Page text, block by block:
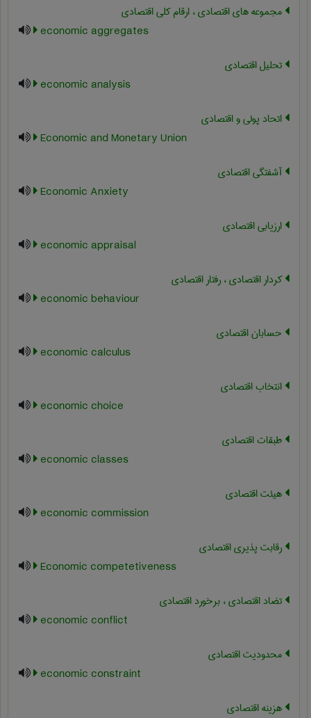
مجموعه های اقتصادی ، ارقام کلی اقتصادی
economic aggregates
تحلیل اقتصادی
economic analysis
اتحاد پولی و اقتصادی
Economic and Monetary Union
آشفتگی اقتصادی
Economic Anxiety
ارزیابی اقتصادی
economic appraisal
کردار اقتصادی ، رفتار اقتصادی
economic behaviour
حسابان اقتصادی
economic calculus
انتخاب اقتصادی
economic choice
طبقات اقتصادی
economic classes
هیئت اقتصادی
economic commission
رقابت پذیری اقتصادی
Economic competetiveness
تضاد اقتصادی ، برخورد اقتصادی
economic conflict
محدودیت اقتصادی
economic constraint
هزینه اقتصادی